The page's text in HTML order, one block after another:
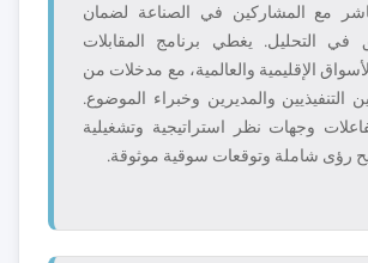
مع المشاركين في الصناعة لضمان
في التحليل. يغطي برنامج المقابلات
الإقليمية والعالمية، مع مدخلات من
التنفيذيين والمديرين وخبراء الموضوع.
وجهات نظر استراتيجية وتشغيلية
رؤى شاملة وتوقعات سوقية موثوقة.